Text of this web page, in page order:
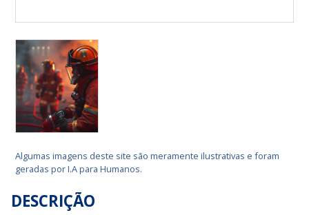
Algumas imagens deste site são meramente ilustrativas e foram
geradas por I.A para Humanos.
DESCRIÇÃO